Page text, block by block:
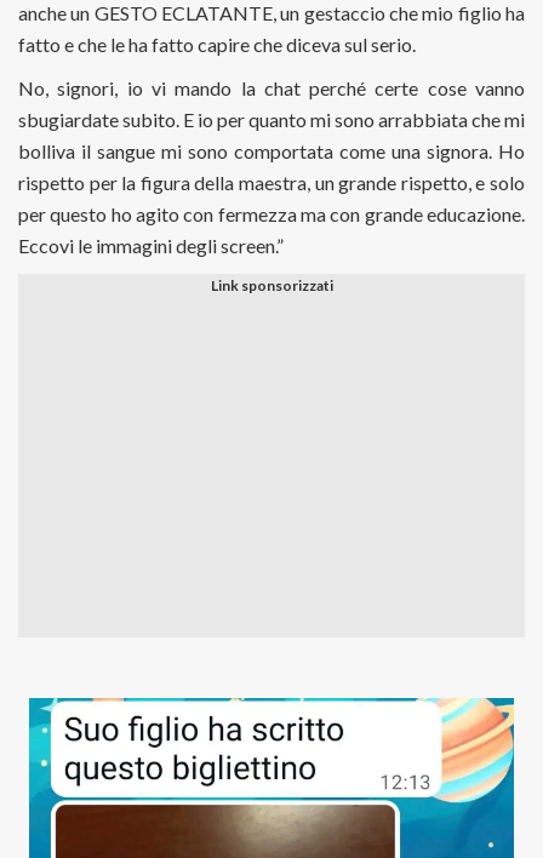
anche un GESTO ECLATANTE, un gestaccio che mio figlio ha
fatto e che le ha fatto capire che diceva sul serio.
No, signori, io vi mando la chat perché certe cose vanno
sbugiardate subito. E io per quanto mi sono arrabbiata che mi
bolliva il sangue mi sono comportata come una signora. Ho
rispetto per la figura della maestra, un grande rispetto, e solo
per questo ho agito con fermezza ma con grande educazione.
Eccovi le immagini degli screen.”